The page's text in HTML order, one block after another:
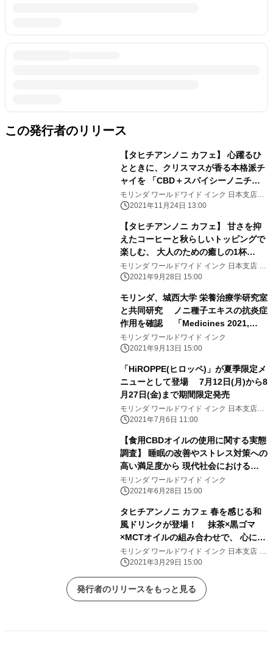
この発行者のリリース
【タヒチアンノニ カフェ】 心躍るひ
とときに、クリスマスが香る本格派チ
ャイを 「CBD＋スパイシーノニチャ
イラテ」(ICED／HOT) ホリデーシー
ズン限定メニューとして登場
モリンダ ワールドワイド インク 日本支店
タヒチアンノニ カフェ
2021年11月24日 13:00
【タヒチアンノニ カフェ】 甘さを抑
えたコーヒーと秋らしいトッピングで
楽しむ、 大人のための癒しの1杯
「MCTオイル入りアイスチョコレート
ラテ／ ホットキャラメルラテ」 秋の
(火)から11月26日(金)まで期間限定発
売
モリンダ ワールドワイド インク 日本支店 タ
ヒチアンノニ カフェ
2021年9月28日 15:00
モリンダ、城西大学 栄養治療学研究室
と共同研究 ノニ種子エキスの抗炎症
作用を確認 「Medicines 2021,
8(8), 43;」誌に掲載
モリンダ ワールドワイド インク
2021年9月13日 15:00
「HiROPPE(ヒロッペ)」が夏季限定メ
ニューとして登場 7月12日(月)から8
月27日(金)まで期間限定発売
モリンダ ワールドワイド インク 日本支店
タヒチアンノニ カフェ
2021年7月6日 11:00
【食用CBDオイルの使用に関する実態
調査】 睡眠の改善やストレス対策への
高い満足度から 現代社会における
QOL向上への有効性と安全性を確認
第21回日本抗加齢医学会総会で発表
モリンダ ワールドワイド インク
2021年6月28日 15:00
タヒチアンノニ カフェ 春を感じる和
風ドリンクが登場！ 抹茶×黒ゴマ
×MCTオイルの組み合わせで、 心にも
カラダにも優しい1杯 「MCTオイル
入り くろごまっちゃ」が春の限定メニ
ューとして登場 4月1日(木)から4月
30日(金)まで期間限定発売
モリンダ ワールドワイド インク 日本支店 タ
ヒチアンノニ カフェ
2021年3月29日 15:00
発行者のリリースをもっと見る